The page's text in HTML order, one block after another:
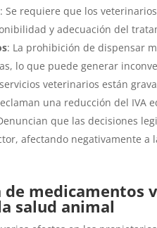
: Se requiere que los
y adecuación del
: La prohibición de dispensar
lo que puede generar
veterinarios están
una reducción del IVA
que las decisiones
afectando negativamente a
medicamentos
salud animal